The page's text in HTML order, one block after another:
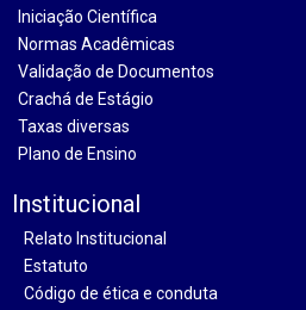
Iniciação Científica
Normas Acadêmicas
Validação de Documentos
Crachá de Estágio
Taxas diversas
Plano de Ensino
Institucional
Relato Institucional
Estatuto
Código de ética e conduta